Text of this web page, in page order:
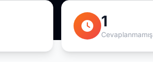
1
Cevaplanmamış